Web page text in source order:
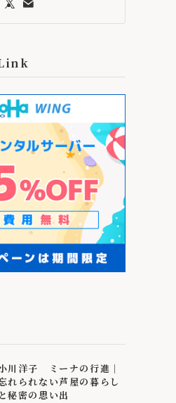
川洋子 ミーナの行進｜
れられない芦屋の暮らし
と秘密の思い出